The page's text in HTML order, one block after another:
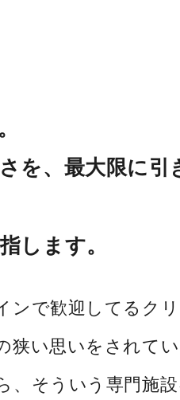
を、最大限に引
します。
ンで歓迎してるク
狭い思いをされて
、そういう専門施